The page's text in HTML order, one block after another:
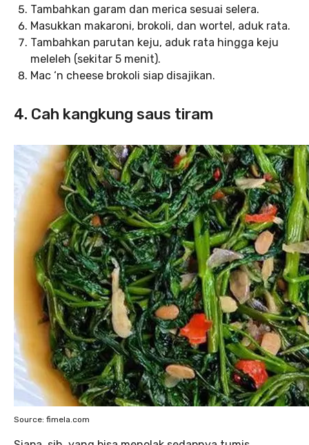
Tambahkan garam dan merica sesuai selera.
Masukkan makaroni, brokoli, dan wortel, aduk rata.
Tambahkan parutan keju, aduk rata hingga keju
meleleh (sekitar 5 menit).
Mac ‘n cheese brokoli siap disajikan.
4. Cah kangkung saus tiram
Source: fimela.com